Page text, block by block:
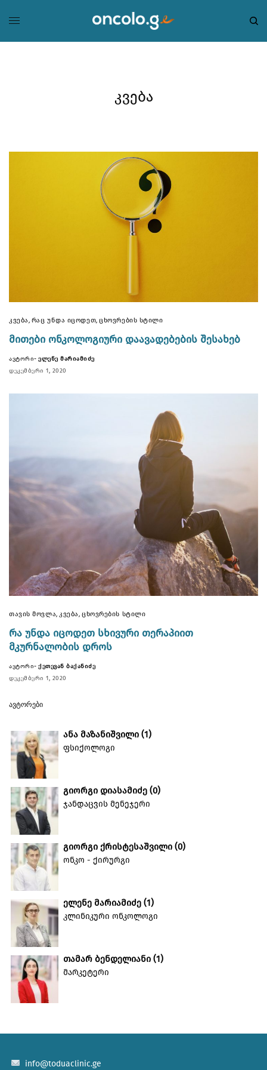
კვება
ᲙᲕᲔᲑᲐ, ᲠᲐᲪ ᲣᲜᲓᲐ ᲘᲪᲝᲓᲔᲗ,ᲪᲮᲝᲕᲠᲔᲑᲘᲡ ᲡᲢᲘᲚᲘ
ᲛᲘᲗᲔᲑᲘ ᲝᲜᲙᲝᲚᲝᲒᲘᲣᲠᲘ ᲓᲐᲐᲕᲐᲓᲔᲑᲔᲑᲘᲡ ᲨᲔᲡᲐᲮᲔᲑ
ᲐᲕᲢᲝᲠᲘ- ᲔᲚᲔᲜᲔ ᲛᲐᲠᲘᲐᲛᲘᲫᲔ
ᲓᲔᲙᲔᲛᲑᲔᲠᲘ 1, 2020
ᲗᲐᲕᲘᲡ ᲛᲝᲕᲚᲐ,ᲙᲕᲔᲑᲐ,ᲪᲮᲝᲕᲠᲔᲑᲘᲡ ᲡᲢᲘᲚᲘ
ᲠᲐ ᲣᲜᲓᲐ ᲘᲪᲝᲓᲔᲗ ᲡᲮᲘᲕᲣᲠᲘ ᲗᲔᲠᲐᲞᲘᲘᲗ
ᲛᲙᲣᲠᲜᲐᲚᲝᲑᲘᲡ ᲓᲠᲝᲡ
ᲐᲕᲢᲝᲠᲘ- ᲥᲔᲗᲔᲕᲐᲜ ᲑᲐᲥᲐᲜᲘᲫᲔ
ᲓᲔᲙᲔᲛᲑᲔᲠᲘ 1, 2020
ᲐᲕᲢᲝᲠᲔᲑᲘ
ანა მაზანიშვილი(1)
ფსიქოლოგი
გიორგი დიასამიძე(0)
ჯანდაცვის მენეჯერი
გიორგი ქრისტესაშვილი(0)
ონკო - ქირურგი
ელენე მარიამიძე(1)
კლინიკური ონკოლოგი
თამარ ბენდელიანი(1)
მარკეტერი
info@toduaclinic.ge